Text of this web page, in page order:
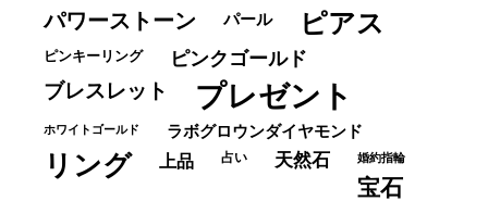
パワーストーン パール ピアス
ピンキーリング ピンクゴールド
ブレスレット プレゼント
ホワイトゴールド ラボグロウンダイヤモンド
リング 上品 占い 天然石 婚約指輪
宝石